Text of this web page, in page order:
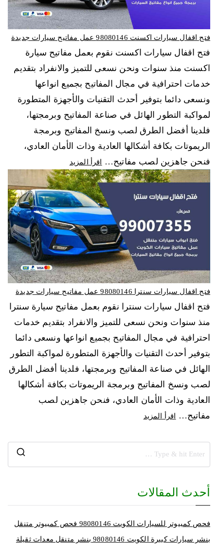
فتح اقفال سيارات اكسنت 98080146‬ عمل مفاتيح سيارات جديدة
فتح اقفال سيارات اكسنت نقوم بعمل مفاتيح سيارة
اكسنت منذ سنوات ونحن نسعى للتميز والانفراد بتقديم
خدمات احترافية في مجال المفاتيح بجميع انواعها
ونسعى دائما بتوفير أحدث التقنيات والأجهزة المتطورة
لمواكبة التطور الهائل في صناعة المفاتيح وبرمجتها،
فلدينا أفضل الطرق لصب ونسخ المفاتيح وبرمجة
الريموتات بكافة أشكالها العادية وذات الأمان العادي،
فنحن جاهزين لصب مفاتيح…
اقرأ المزيد
فتح اقفال سيارات سنترا 98080146‬ عمل مفاتيح سيارات جديدة
فتح اقفال سيارات سنترا نقوم بعمل مفاتيح سيارة سنترا
منذ سنوات ونحن نسعى للتميز والانفراد بتقديم خدمات
احترافية في مجال المفاتيح بجميع انواعها ونسعى دائما
بتوفير أحدث التقنيات والأجهزة المتطورة لمواكبة التطور
الهائل في صناعة المفاتيح وبرمجتها، فلدينا أفضل الطرق
لصب ونسخ المفاتيح وبرمجة الريموتات بكافة أشكالها
العادية وذات الأمان العادي، فنحن جاهزين لصب
مفاتيح…
اقرأ المزيد
أحدث المقالات
فحص كمبيوتر للسيارات الكويت 98080146‬ فحص كمبيوتر متنقل
بنشر سيارات كبيرة الكويت 98080146‬ بنشر متنقل معدات ثقيلة